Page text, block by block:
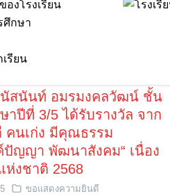
องโรงเรียน
ศึกษา
รียน
สนันท์ อมรมงคลวัฒน์ ชั้น
าปีที่ 3/5 ได้รับรางวัล จาก
คนเก่ง มีคุณธรรม
ปัญญา พัฒนาสังคม“ เนื่อง
ห่งชาติ 2568
ขอแสดงความยินดี